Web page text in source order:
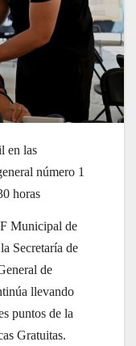
en las
número 1
horas
Municipal de
Secretaría de
de
llevando
puntos de la
Gratuitas.